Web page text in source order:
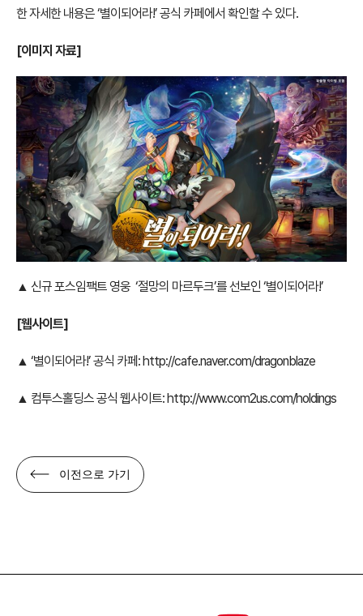
한 자세한 내용은 ‘별이되어라!’ 공식 카페에서 확인할 수 있다.
[이미지 자료]
▲ 신규 포스임팩트 영웅 ‘절망의 마르두크’를 선보인 ‘별이되어라!’
[웹사이트]
▲ ‘별이되어라!’ 공식 카페: http://cafe.naver.com/dragonblaze
▲ 컴투스홀딩스 공식 웹사이트: http://www.com2us.com/holdings
이전으로 가기